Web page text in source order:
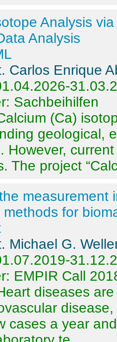
Analysis
Analysis
Carlos Enrique
Sachbeihilfen
(Ca)
geological,
However,
The project
measurement
for
Michael G.
EMPIR Call
diseases
cases a year